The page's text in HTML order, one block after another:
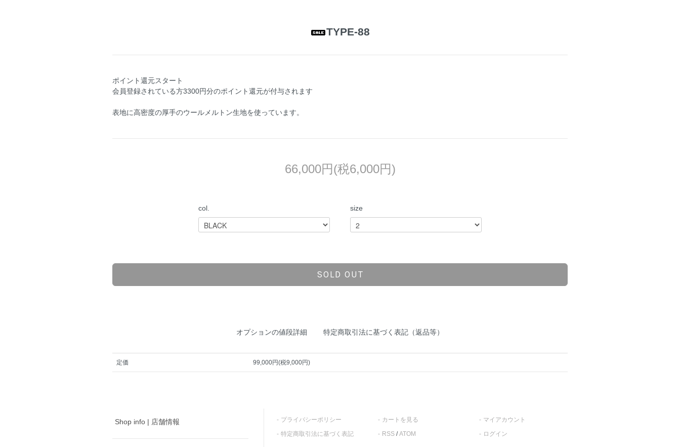
TYPE-88
ポイント還元スタート
会員登録されている方3300円分のポイント還元が付与されます
表地に高密度の厚手のウールメルトン生地を使っています。
66,000円(税6,000円)
col. size
SOLD OUT
オプションの値段詳細 特定商取引法に基づく表記（返品等）
定価 99,000円(税9,000円)
Shop info | 店舗情報
プライバシーポリシー
特定商取引法に基づく表記
カートを見る
RSS/ATOM
マイアカウント
ログイン